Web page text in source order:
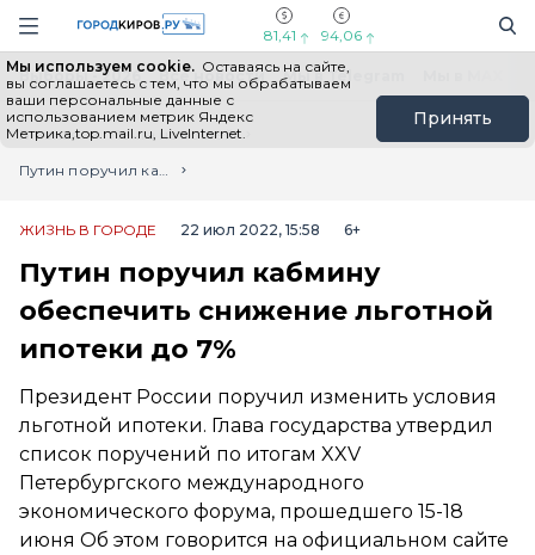
Навигация сайта
81,41 94,06
Мы используем cookie. Оставаясь на сайте,
вы соглашаетесь с тем, что мы обрабатываем
ваши персональные данные с
использованием метрик Яндекс
Метрика,top.mail.ru, LiveInternet.
Принять
Выборы - 2026 Все новости Мы в Telegram
Главная
Лента новостей
Путин поручил кабмину обеспечить снижение льготной ипотеки до 7%
ЖИЗНЬ В ГОРОДЕ 22 июл 2022, 15:58 6+
Путин поручил кабмину
обеспечить снижение льготной
ипотеки до 7%
Президент России поручил изменить условия
льготной ипотеки. Глава государства утвердил
список поручений по итогам XXV
Петербургского международного
экономического форума, прошедшего 15-18
июня Об этом говорится на официальном сайте